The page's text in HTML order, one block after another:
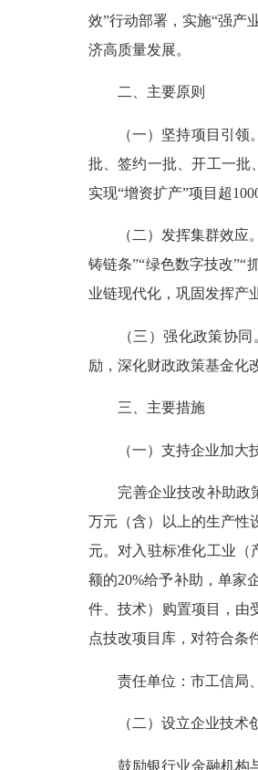
效”行动部署，实施“强产
济高质量发展。
二、主要原则
（一）坚持项目引领。
批、签约一批、开工一批
实现“增资扩产”项目超
（二）发挥集群效应。
铸链条”“绿色数字技改
业链现代化，巩固发挥产
（三）强化政策协同
励，深化财政政策基金化
三、主要措施
（一）支持企业加大
完善企业技改补助政策
万元（含）以上的生产性
元。对入驻标准化工业（
额的20%给予补助，单家
件、技术）购置项目，由
点技改项目库，对符合条
责任单位：市工信局、
（二）设立企业技术
鼓励银行业金融机构与